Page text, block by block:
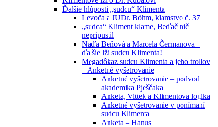
Ďalšie hlúposti „sudcu“ Klimenta
Levoča a JUDr. Böhm, klamstvo č. 37
„sudca“ Kliment klame, Beďač nič
nepripustil
Naďa Beňová a Marcela Čermanova –
ďalšie lži sudcu Klimenta!
Megadôkaz sudcu Klimenta a jeho trollov
– Anketné vyšetrovanie
Anketné vyšetrovanie – podvod
akademika Pješčaka
Anketa, Vittek a Klimentova logika
Anketné vyšetrovanie v ponímaní
sudcu Klimenta
Anketa – Hanus